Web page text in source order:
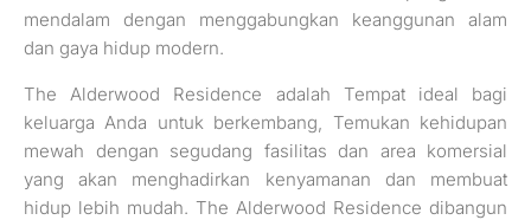
mendalam dengan menggabungkan keanggunan alam
dan gaya hidup modern.
The Alderwood Residence adalah Tempat ideal bagi
keluarga Anda untuk berkembang, Temukan kehidupan
mewah dengan segudang fasilitas dan area komersial
yang akan menghadirkan kenyamanan dan membuat
hidup lebih mudah. The Alderwood Residence dibangun